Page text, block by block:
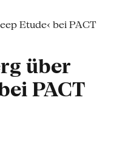
Etude‹ bei PACT
über
PACT